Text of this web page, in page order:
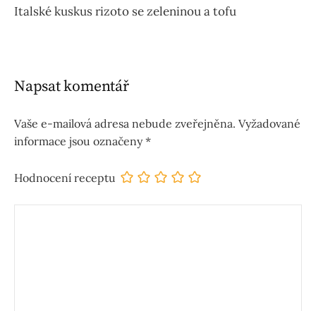
Italské kuskus rizoto se zeleninou a tofu
Napsat komentář
Vaše e-mailová adresa nebude zveřejněna. Vyžadované
informace jsou označeny*
Hodnocení receptu